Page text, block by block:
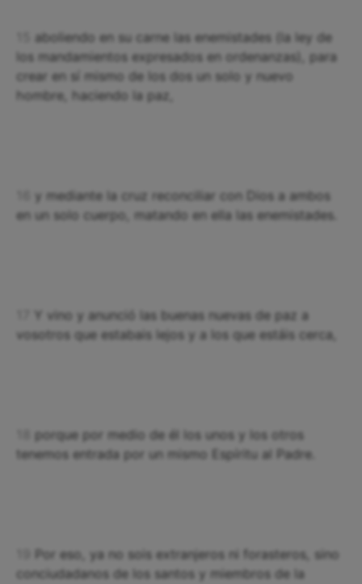
aboliendo en su carne las enemistades (la ley de
los mandamientos expresados en ordenanzas), para
crear en sí mismo de los dos un solo y nuevo
hombre, haciendo la paz,
y mediante la cruz reconciliar con Dios a ambos
en un solo cuerpo, matando en ella las enemistades.
Y vino y anunció las buenas nuevas de paz a
vosotros que estabais lejos y a los que estáis cerca,
porque por medio de él los unos y los otros
tenemos entrada por un mismo Espíritu al Padre.
Por eso, ya no sois extranjeros ni forasteros, sino
conciudadanos de los santos y miembros de la